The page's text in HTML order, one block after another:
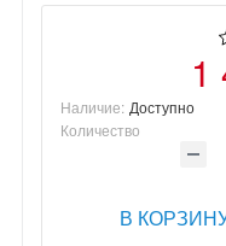
1
Наличие: Доступно
Количество
В